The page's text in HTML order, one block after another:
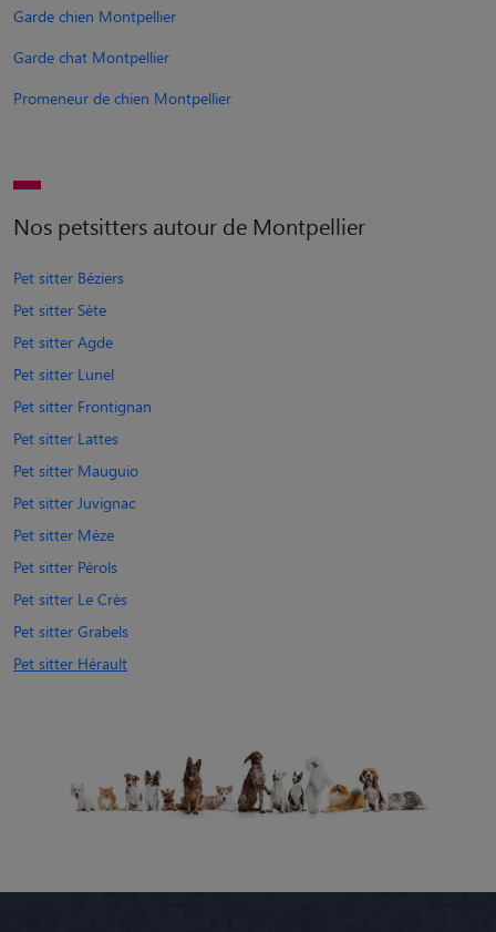
Garde chien Montpellier
Garde chat Montpellier
Promeneur de chien Montpellier
Nos petsitters autour de Montpellier
Pet sitter Béziers
Pet sitter Sète
Pet sitter Agde
Pet sitter Lunel
Pet sitter Frontignan
Pet sitter Lattes
Pet sitter Mauguio
Pet sitter Juvignac
Pet sitter Mèze
Pet sitter Pérols
Pet sitter Le Crès
Pet sitter Grabels
Pet sitter Hérault